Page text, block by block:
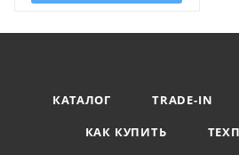
КАТАЛОГ TRADE-IN
КАК КУПИТЬ